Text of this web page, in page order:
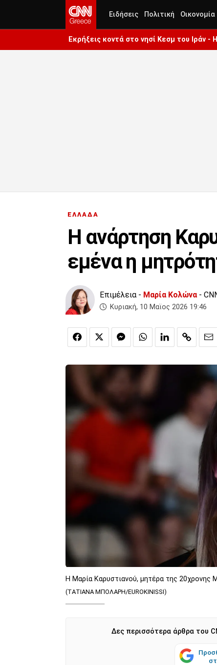
Ειδήσεις Πολιτική Οικονομία
Εκρήξεις κοντά στο νησί Κεσμ του Ιράν -
ΕΛΛΑΔΑ
Η ανάρτηση
εμένα η
Επιμέλεια - Μαρία Κολώνα-
Κυριακή, 10 Μαϊος 2026 19:46
Η Μαρία Καρυστιανού, μητέρα της
(ΤΑΤΙΑΝΑ ΜΠΟΛΑΡΗ/EUROKINISSI)
Δες περισσότερα άρθρα του